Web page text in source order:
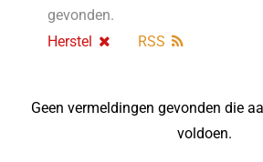
gevonden.
Herstel
RSS
Geen vermeldingen gevonden die
voldoen.